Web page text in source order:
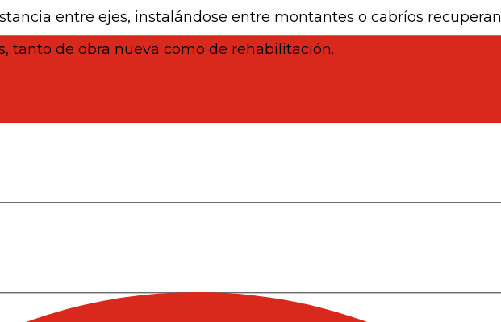
entre ejes, instalándose entre montantes o cabríos
tanto de obra nueva como de rehabilitación.